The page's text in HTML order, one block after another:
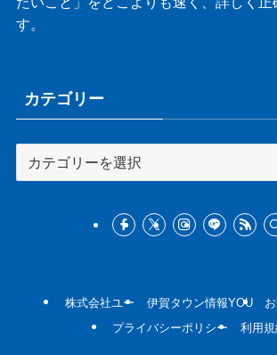
す。
カテゴリー
テ
株式会社ユー 伊賀タウン情報YOU
プライバシーポリシー
利用規